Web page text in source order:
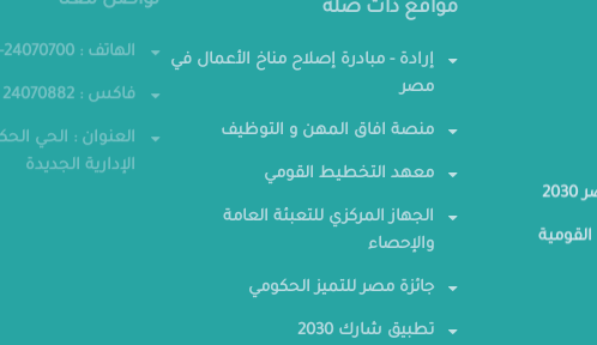
مواقع ذات صلة
إرادة - مبادرة إصلاح مناخ الأعمال في
مصر
منصة افاق المهن و التوظيف
معهد التخطيط القومي
الجهاز المركزي للتعبئة العامة
والإحصاء
جائزة مصر للتميز الحكومي
تطبيق شارك 2030
تواصل معنا
العنوان : الحي